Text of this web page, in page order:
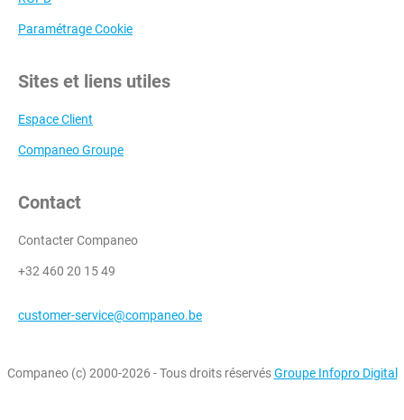
Paramétrage Cookie
Sites et liens utiles
Espace Client
Companeo Groupe
Contact
Contacter Companeo
+32 460 20 15 49
customer-service@companeo.be
Companeo (c) 2000-2026 - Tous droits réservésGroupe Infopro Digital